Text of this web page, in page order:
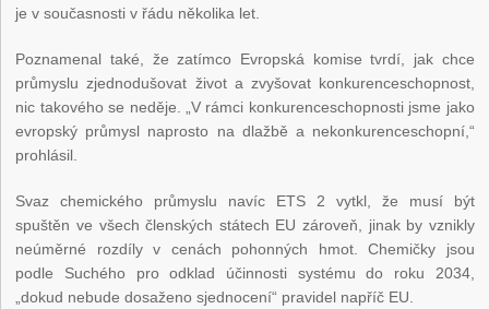
je v současnosti v řádu několika let.
Poznamenal také, že zatímco Evropská komise tvrdí, jak chce
průmyslu zjednodušovat život a zvyšovat konkurenceschopnost,
nic takového se neděje. „V rámci konkurenceschopnosti jsme jako
evropský průmysl naprosto na dlažbě a nekonkurenceschopní,“
prohlásil.
Svaz chemického průmyslu navíc ETS 2 vytkl, že musí být
spuštěn ve všech členských státech EU zároveň, jinak by vznikly
neúměrné rozdíly v cenách pohonných hmot. Chemičky jsou
podle Suchého pro odklad účinnosti systému do roku 2034,
„dokud nebude dosaženo sjednocení“ pravidel napříč EU.